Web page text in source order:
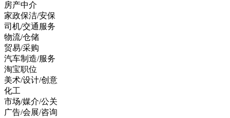
房产中介
家政保洁/安保
司机/交通服务
物流/仓储
贸易/采购
汽车制造/服务
淘宝职位
美术/设计/创意
化工
市场/媒介/公关
广告/会展/咨询